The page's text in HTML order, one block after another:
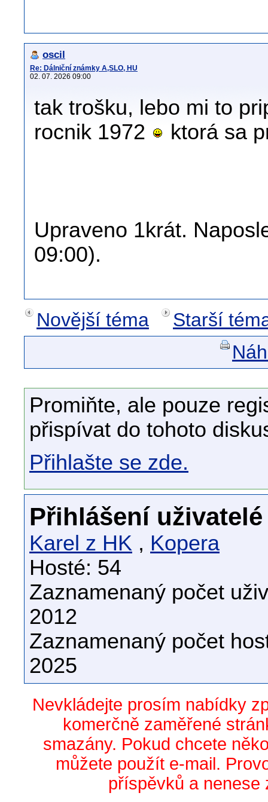
oscil
Re: Dálniční známky A,SLO, HU
02. 07. 2026 09:00
tak trošku, lebo mi to
rocnik 1972
ktorá sa
Upraveno 1krát.
09:00).
Novější téma
Starší
Promiňte, ale pouze
přispívat do tohoto
Přihlašte se zde.
Přihlášení uživatelé
Karel z HK , Kopera
Hosté: 54
Zaznamenaný počet
2012
Zaznamenaný počet
2025
Nevkládejte prosím nabídky
komerčně zaměřené
smazány. Pokud chcete
můžete použít e-mail.
příspěvků a nenese